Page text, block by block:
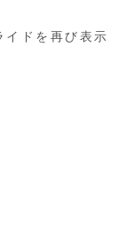
イドを再び表示